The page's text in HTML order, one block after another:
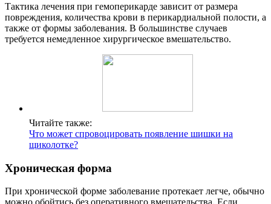
Тактика лечения при гемоперикарде зависит от размера
повреждения, количества крови в перикардиальной полости, а
также от формы заболевания. В большинстве случаев
требуется немедленное хирургическое вмешательство.
Читайте также:
Что может спровоцировать появление шишки на
щиколотке?
Хроническая форма
При хронической форме заболевание протекает легче, обычно